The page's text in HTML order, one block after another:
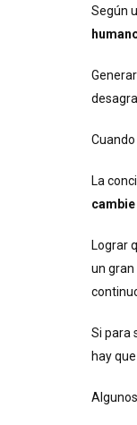
Según
La
Lograr
un
Si para
hay